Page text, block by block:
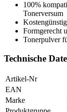
100%
Tonerversum
Formgerecht
Tonerpulver
Technische
Artikel-Nr
EAN
Marke